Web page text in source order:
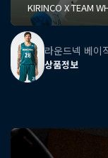
KIRINCO X TEAM
라운드넥 베이
상품정보